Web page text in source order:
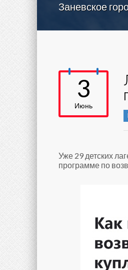
Заневское
3
Июнь
Уже 29 детских
программе по